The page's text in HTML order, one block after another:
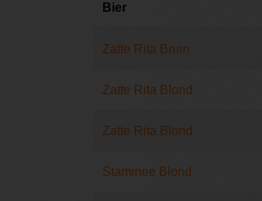
Bier
Zatte Rita Bruin
Zatte Rita Blond
Zatte Rita Blond
Staminee Blond